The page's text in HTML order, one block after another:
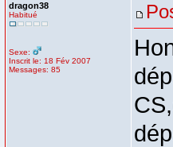
dragon38
Habitué
Sexe:
Inscrit le: 18 Fév 2007
Messages: 85